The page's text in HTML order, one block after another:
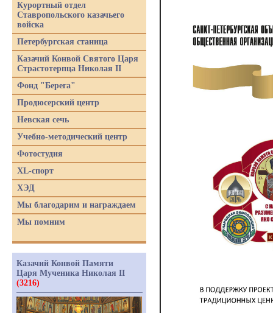
Курортный отдел
Ставропольского казачьего
войска
Петербургская станица
Казачий Конвой Святого Царя
Страстотерпца Николая II
Фонд "Берега"
Продюсерский центр
Невская сечь
Учебно-методический центр
Фотостудия
XL-спорт
ХЭД
Мы благодарим и награждаем
Мы помним
Казачий Конвой Памяти
Царя Мученика Николая II
(3216)